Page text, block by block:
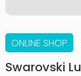
ONLINE SHOP
Swarovski